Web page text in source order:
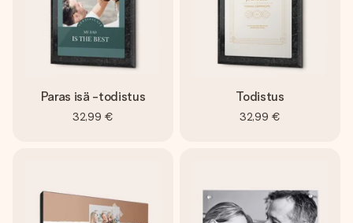
Paras isä -todistus
32,99 €
Todistus
32,99 €